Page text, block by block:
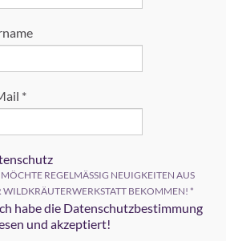
*
REGELMÄSSIG NEUIGKEITEN AUS
WILDKRÄUTERWERKSTATT BEKOMMEN! *
habe die Datenschutzbestimmung
und akzeptiert!